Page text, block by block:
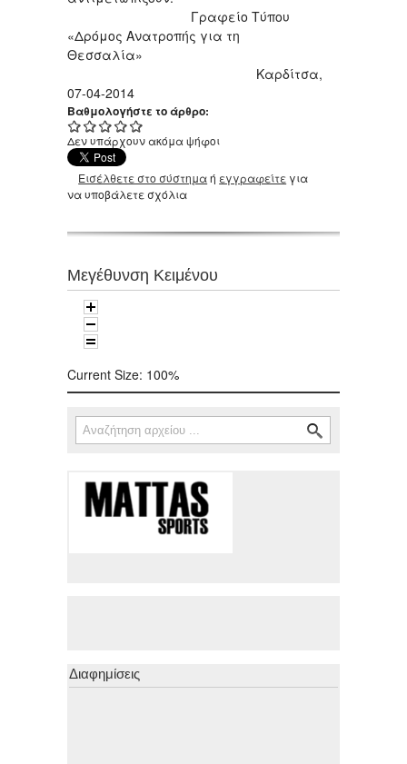
Γραφείο Τύπου
«Δρόμος Ανατροπής για τη
Θεσσαλία»
Καρδίτσα,
07-04-2014
Βαθμολογήστε το άρθρο:
Δεν υπάρχουν ακόμα ψήφοι
Εισέλθετε στο σύστημαή εγγραφείτε για
να υποβάλετε σχόλια
Μεγέθυνση Κειμένου
Current Size: 100%
Φόρμα αναζήτησης
Αναζήτηση
Διαφημίσεις